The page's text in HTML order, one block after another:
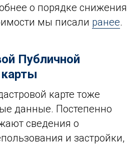
о порядке снижения
мы писали ранее.
Публичной
карте тоже
данные. Постепенно
сведения о
и застройки,